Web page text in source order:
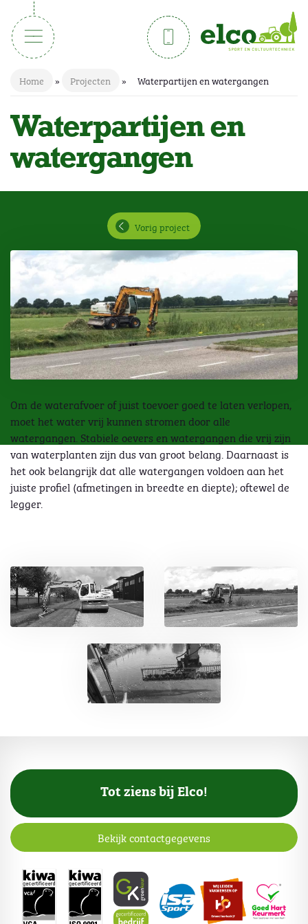
Home » Projecten » Waterpartijen en watergangen
Waterpartijen en
watergangen
Vorig project
Om de waterafvoer of juist toevoer goed te laten verlopen,
moet het water vrij kunnen stromen door alle
watergangen. Stabiele oevers en watergangen die vrij zijn
van waterplanten zijn dus van groot belang. Daarnaast is
het ook belangrijk dat alle watergangen voldoen aan het
juiste profiel (afmetingen in breedte en diepte); oftewel de
legger.
Tot ziens bij Elco!
Bekijk contactgegevens